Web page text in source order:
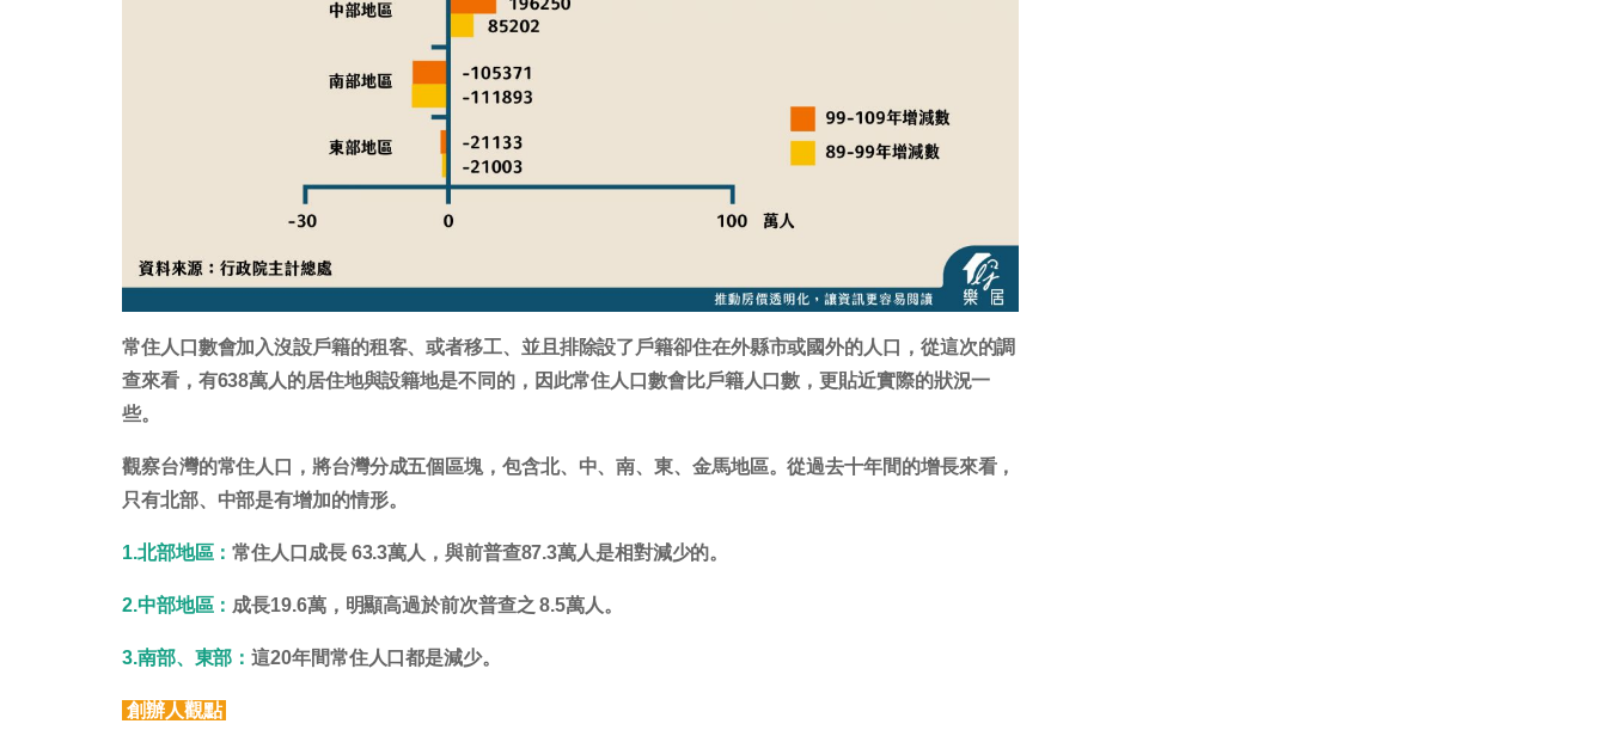
常住人口數會加入沒設戶籍的租客、或者移工、並且排除設了戶籍卻住在外縣市或國外的人口，從這次的調
查來看，有638萬人的居住地與設籍地是不同的，因此常住人口數會比戶籍人口數，更貼近實際的狀況一
些。
觀察台灣的常住人口，將台灣分成五個區塊，包含北、中、南、東、金馬地區。從過去十年間的增長來看，
只有北部、中部是有增加的情形。
1.北部地區：常住人口成長 63.3萬人，與前普查87.3萬人是相對減少的。
2.中部地區： 成長19.6萬，明顯高過於前次普查之 8.5萬人。
3.南部、東部：這20年間常住人口都是減少。
創辦人觀點